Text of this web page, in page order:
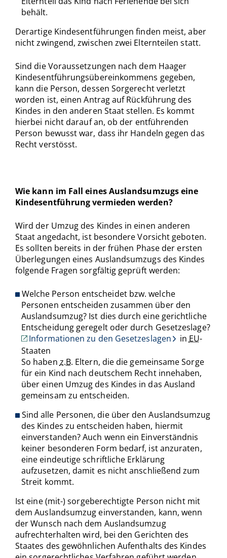
behält.
Derartige Kindesentführungen finden meist, aber
nicht zwingend, zwischen zwei Elternteilen statt.
Sind die Voraussetzungen nach dem Haager
Kindesentführungsübereinkommens gegeben,
kann die Person, dessen Sorgerecht verletzt
worden ist, einen Antrag auf Rückführung des
Kindes in den anderen Staat stellen. Es kommt
hierbei nicht darauf an, ob der entführenden
Person bewusst war, dass ihr Handeln gegen das
Recht verstösst.
Wie kann im Fall eines Auslandsumzugs eine
Kindesentführung vermieden werden?
Wird der Umzug des Kindes in einen anderen
Staat angedacht, ist besondere Vorsicht geboten.
Es sollten bereits in der frühen Phase der ersten
Überlegungen eines Auslandsumzugs des Kindes
folgende Fragen sorgfältig geprüft werden:
Welche Person entscheidet bzw. welche
Personen entscheiden zusammen über den
Auslandsumzug? Ist dies durch eine gerichtliche
Entscheidung geregelt oder durch Gesetzeslage?
Informationen zu den Gesetzeslagen
in EU-
Staaten
So haben z.B. Eltern, die die gemeinsame Sorge
für ein Kind nach deutschem Recht innehaben,
über einen Umzug des Kindes in das Ausland
gemeinsam zu entscheiden.
Sind alle Personen, die über den Auslandsumzug
des Kindes zu entscheiden haben, hiermit
einverstanden? Auch wenn ein Einverständnis
keiner besonderen Form bedarf, ist anzuraten,
eine eindeutige schriftliche Erklärung
aufzusetzen, damit es nicht anschließend zum
Streit kommt.
Ist eine (mit-) sorgeberechtigte Person nicht mit
dem Auslandsumzug einverstanden, kann, wenn
der Wunsch nach dem Auslandsumzug
aufrechterhalten wird, bei den Gerichten des
Staates des gewöhnlichen Aufenthalts des Kindes